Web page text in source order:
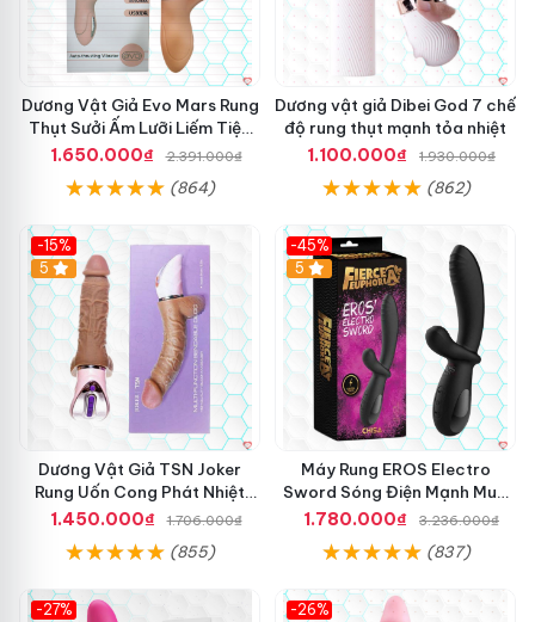
Dương Vật Giả Evo Mars Rung
Thụt Sưởi Ấm Lưỡi Liếm Tiện
Ích
1.650.000₫ 2.391.000₫
(864)
Dương vật giả Dibei God 7 chế
độ rung thụt mạnh tỏa nhiệt
1.100.000₫
1.930.000₫
(862)
-15%
5
Dương Vật Giả TSN Joker
Rung Uốn Cong Phát Nhiệt
Cao Cấp
1.450.000₫ 1.706.000₫
(855)
-45%
5
Máy Rung EROS Electro
Sword Sóng Điện Mạnh Mua
Ngay Giá Tốt
1.780.000₫ 3.236.000₫
(837)
-27%
-26%